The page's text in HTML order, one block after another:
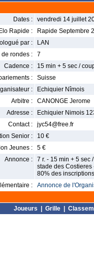
Dates :
vendredi 14 juillet
Rapide :
Rapide Septembre
par :
LAN
de rondes :
7
Cadence :
15 min + 5 sec /
:
Suisse
:
Echiquier Nîmois
Arbitre :
CANONGE Jerome
Adresse :
Echiquier Nimois
Contact :
jyc54@free.fr
Senior :
10 €
Jeunes :
5 €
Annonce :
7 r. - 15 min + 5 sec
stade des Costieres
80% des
:
Annonce de
Joueurs Grille|